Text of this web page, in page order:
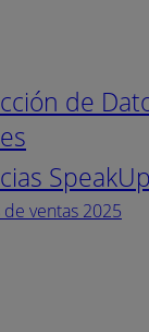
de
SpeakUp
ventas 2025